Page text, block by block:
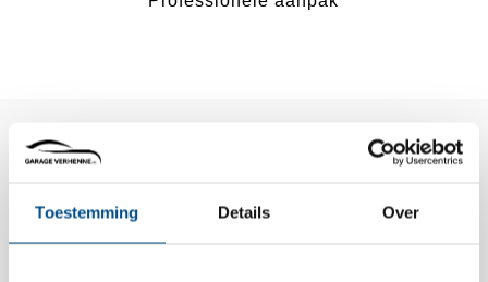
Toestemming Details Over
Nieuws
Lees hier al het laatste nieuws over Garage